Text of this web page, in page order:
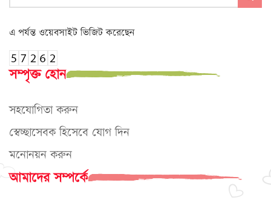
এ পর্যন্ত ওয়েবসাইট ভিজিট করেছেন
সম্পৃক্ত হোন
সহযোগিতা করুন
স্বেচ্ছাসেবক হিসেবে যোগ দিন
মনোনয়ন করুন
আমাদের সম্পর্কে